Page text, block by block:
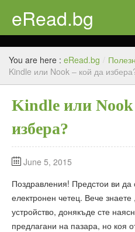
eRead.bg
Начало
Online магазин
Блог
Контакти
You are here : eRead.bg /
Kindle или Nook – кой да
Kindle или Nook
избера?
June 5, 2015
Поздравления! Предстои ви да
електронен четец. Вече
устройство, донякъде сте
предлагани на пазара, но коя